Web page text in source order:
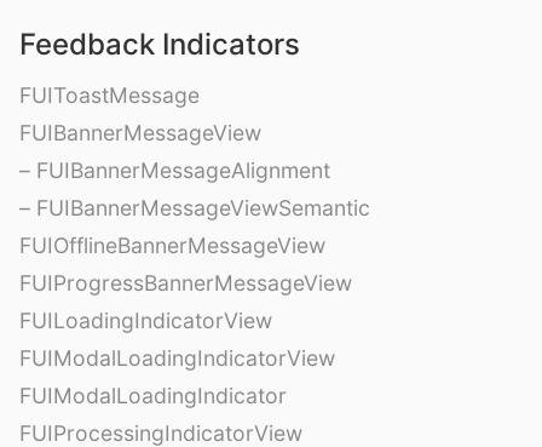
Feedback Indicators
FUIToastMessage
FUIBannerMessageView
– FUIBannerMessageAlignment
– FUIBannerMessageViewSemantic
FUIOfflineBannerMessageView
FUIProgressBannerMessageView
FUILoadingIndicatorView
FUIModalLoadingIndicatorView
FUIModalLoadingIndicator
FUIProcessingIndicatorView